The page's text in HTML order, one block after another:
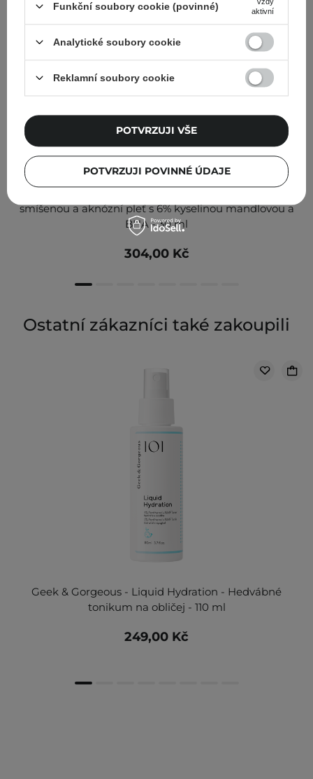
smíšenou a aknózní pleť s 6% kyselinou mandlovou a
BHA - 30 ml
304,00 Kč
Ostatní zákazníci také zakoupili
Geek & Gorgeous - Liquid Hydration - Hedvábné
tonikum na obličej - 110 ml
249,00 Kč
Funkční soubory cookie (povinné)
aktivní
Analytické soubory cookie
Reklamní soubory cookie
POTVRZUJI POVINNÉ ÚDAJE
POTVRZUJI VŠE